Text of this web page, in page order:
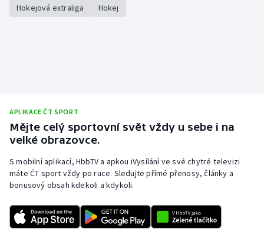
Hokejová extraliga Hokej
APLIKACE ČT SPORT
Mějte celý sportovní svět vždy u sebe i na
velké obrazovce.
S mobilní aplikací, HbbTV a apkou iVysílání ve své chytré televizi
máte ČT sport vždy po ruce. Sledujte přímé přenosy, články a
bonusový obsah kdekoli a kdykoli.